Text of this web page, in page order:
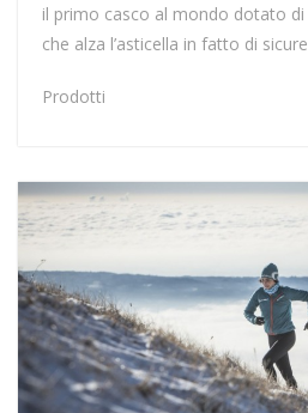
il primo casco al mondo dotato di
che alza l’asticella in fatto di
Prodotti